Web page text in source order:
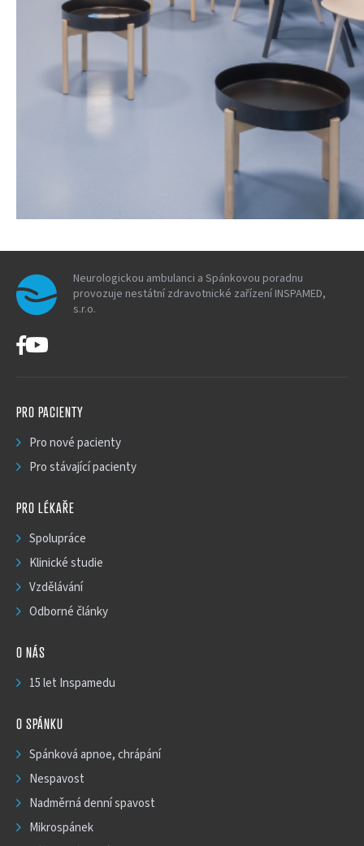
Neurologickou ambulanci a Spánkovou poradnu
provozuje nestátní zdravotnické zařízení INSPAMED,
s.r.o.
PRO PACIENTY
Pro nové pacienty
Pro stávající pacienty
PRO LÉKAŘE
Spolupráce
Klinické studie
Vzdělávání
Odborné články
O NÁS
15 let Inspamedu
O SPÁNKU
Spánková apnoe, chrápání
Nespavost
Nadměrná denní spavost
Mikrospánek